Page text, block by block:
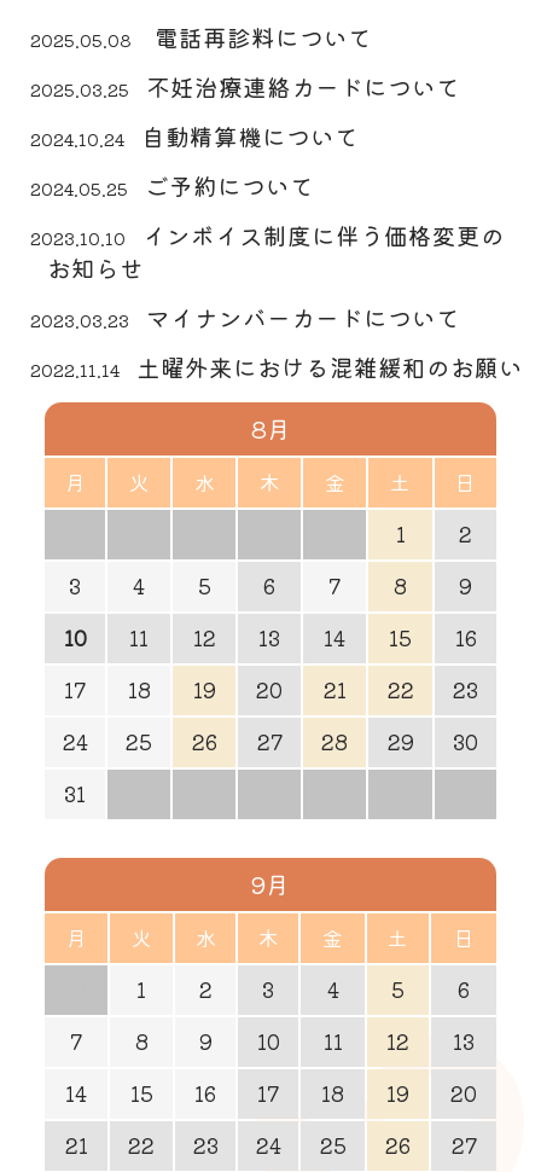
2025.05.08 電話再診料について
2025.03.25 不妊治療連絡カードについて
2024.10.24 自動精算機について
2024.05.25 ご予約について
2023.10.10
インボイス制度に伴う価格変更の
お知らせ
2023.03.23 マイナンバーカードについて
2022.11.14
土曜外来における混雑緩和のお願い
8月
月 火 水 木 金 土
日
1
2
3
4 5 6 7 8
9
10
11 12 13 14 15
16
17
18 19 20 21 22
23
24
25 26 27 28 29
30
31
9月
月 火 水 木 金 土
日
1 2 3 4 5
6
7
8 9 10 11 12
13
14
15 16 17 18 19
20
21
22 23 24 25 26 27